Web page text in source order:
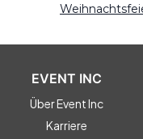
EVENT INC
Über Event Inc
Karriere